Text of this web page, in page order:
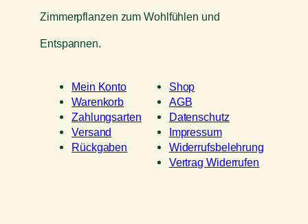
Zimmerpflanzen zum Wohlfühlen und
Entspannen.
Mein Konto
Warenkorb
Zahlungsarten
Versand
Rückgaben
Shop
AGB
Datenschutz
Impressum
Widerrufsbelehrung
Vertrag Widerrufen